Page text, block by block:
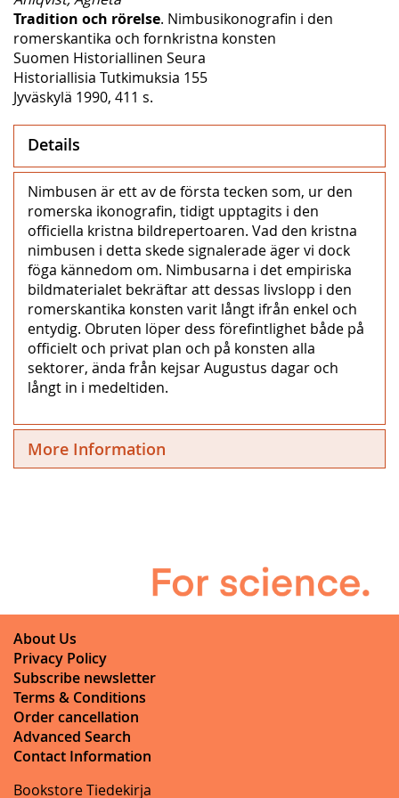
Tradition och rörelse. Nimbusikonografin i den
romerskantika och fornkristna konsten
Suomen Historiallinen Seura
Historiallisia Tutkimuksia 155
Jyväskylä 1990, 411 s.
Details
Nimbusen är ett av de första tecken som, ur den
romerska ikonografin, tidigt upptagits i den
officiella kristna bildrepertoaren. Vad den kristna
nimbusen i detta skede signalerade äger vi dock
föga kännedom om. Nimbusarna i det empiriska
bildmaterialet bekräftar att dessas livslopp i den
romerskantika konsten varit långt ifrån enkel och
entydig. Obruten löper dess förefintlighet både på
officielt och privat plan och på konsten alla
sektorer, ända från kejsar Augustus dagar och
långt in i medeltiden.
More Information
About Us
Privacy Policy
Subscribe newsletter
Terms & Conditions
Order cancellation
Advanced Search
Contact Information
Bookstore Tiedekirja